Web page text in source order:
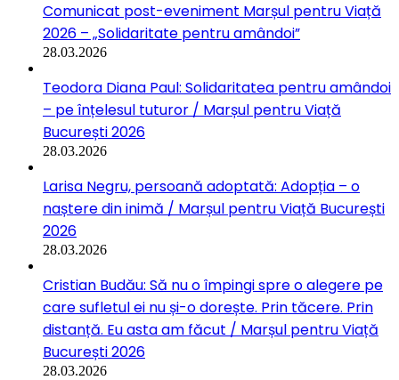
Comunicat post-eveniment Marșul pentru Viață
2026 – „Solidaritate pentru amândoi”
28.03.2026
Teodora Diana Paul: Solidaritatea pentru amândoi
– pe înțelesul tuturor / Marșul pentru Viață
București 2026
28.03.2026
Larisa Negru, persoană adoptată: Adopția – o
naștere din inimă / Marșul pentru Viață București
2026
28.03.2026
Cristian Budău: Să nu o împingi spre o alegere pe
care sufletul ei nu și-o dorește. Prin tăcere. Prin
distanță. Eu asta am făcut / Marșul pentru Viață
București 2026
28.03.2026